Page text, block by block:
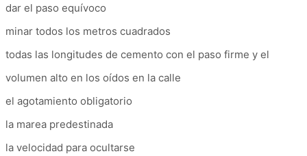
dar el paso equívoco
minar todos los metros cuadrados
todas las longitudes de cemento con el paso firme y el
volumen alto en los oídos en la calle
el agotamiento obligatorio
la marea predestinada
la velocidad para ocultarse